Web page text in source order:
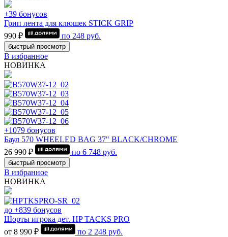
+39 бонусов
Грип лента для клюшек STICK GRIP
990 ₽
по 248 руб.
быстрый просмотр
В избранное
НОВИНКА
+1079 бонусов
Баул 570 WHEELED BAG 37" BLACK/CHROME
26 990 ₽
по 6 748 руб.
быстрый просмотр
В избранное
НОВИНКА
до +839 бонусов
Шорты игрока дет. HP TACKS PRO
от 8 990 ₽
по 2 248 руб.